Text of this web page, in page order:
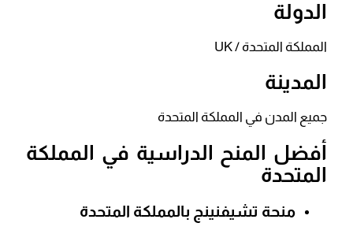
الدولة
المملكة المتحدة / UK
المدينة
جميع المدن في المملكة المتحدة
أفضل المنح الدراسية في المملكة
المتحدة
منحة تشيفنينج بالمملكة المتحدة